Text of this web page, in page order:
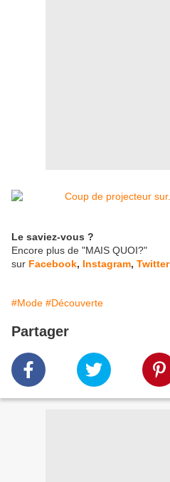
Le saviez-vous ?
Encore plus de "MAIS QUOI?"
sur Facebook, Instagram, Twitter
#Mode #Découverte
Partager